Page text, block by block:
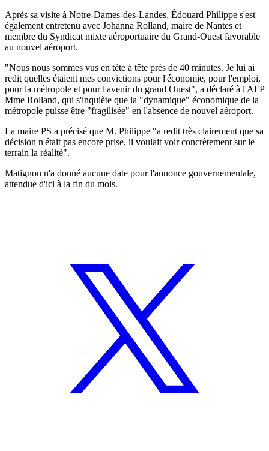
Après sa visite à Notre-Dames-des-Landes, Édouard Philippe s'est
également entretenu avec Johanna Rolland, maire de Nantes et
membre du Syndicat mixte aéroportuaire du Grand-Ouest favorable
au nouvel aéroport.
"Nous nous sommes vus en tête à tête près de 40 minutes. Je lui ai
redit quelles étaient mes convictions pour l'économie, pour l'emploi,
pour la métropole et pour l'avenir du grand Ouest", a déclaré à l'AFP
Mme Rolland, qui s'inquiète que la "dynamique" économique de la
métropole puisse être "fragilisée" en l'absence de nouvel aéroport.
La maire PS a précisé que M. Philippe "a redit très clairement que sa
décision n'était pas encore prise, il voulait voir concrètement sur le
terrain la réalité".
Matignon n'a donné aucune date pour l'annonce gouvernementale,
attendue d'ici à la fin du mois.